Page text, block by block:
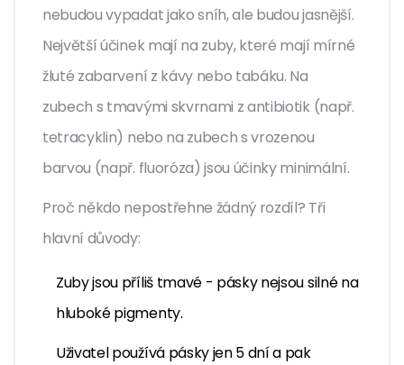
nebudou vypadat jako sníh, ale budou jasnější.
Největší účinek mají na zuby, které mají mírné
žluté zabarvení z kávy nebo tabáku. Na
zubech s tmavými skvrnami z antibiotik (např.
tetracyklin) nebo na zubech s vrozenou
barvou (např. fluoróza) jsou účinky minimální.
Proč někdo nepostřehne žádný rozdíl? Tři
hlavní důvody:
Zuby jsou příliš tmavé - pásky nejsou silné na
hluboké pigmenty.
Uživatel používá pásky jen 5 dní a pak